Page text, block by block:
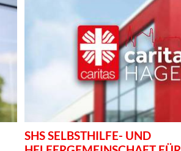
SHS SELBSTHILFE- UND